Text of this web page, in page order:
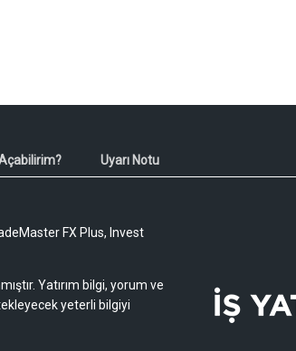
Uyarı Notu
FX Plus, Invest
Yatırım bilgi, yorum ve
yeterli bilgiyi